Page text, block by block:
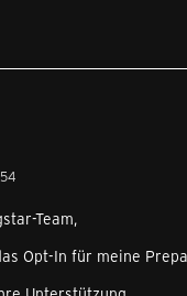
Team,
Opt-In für meine